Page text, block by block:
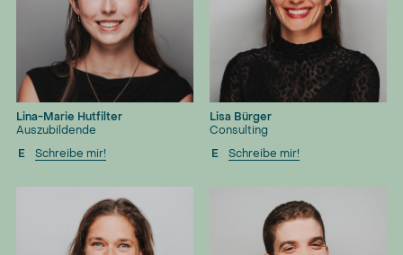
Lina-Marie Hutfilter
Auszubildende
E
Schreibe mir!
Lisa Bürger
Consulting
E
Schreibe mir!